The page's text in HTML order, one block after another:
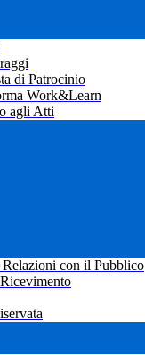
di Patrocinio
Work&Learn
agli Atti
con il Pubblico